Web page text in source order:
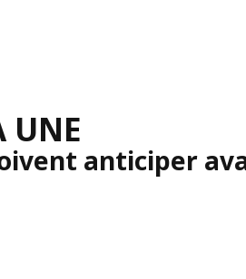
UNE
anticiper